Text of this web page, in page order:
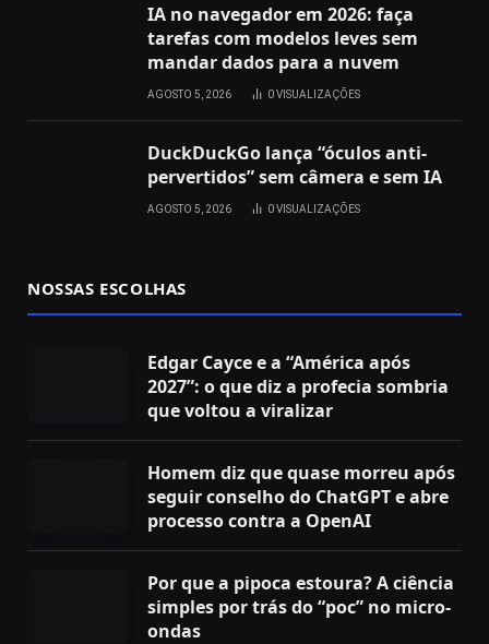
IA no navegador em 2026: faça
tarefas com modelos leves sem
mandar dados para a nuvem
AGOSTO 5, 2026 0VISUALIZAÇÕES
DuckDuckGo lança “óculos anti-
pervertidos” sem câmera e sem IA
AGOSTO 5, 2026 0VISUALIZAÇÕES
NOSSAS ESCOLHAS
Edgar Cayce e a “América após
2027”: o que diz a profecia sombria
que voltou a viralizar
Homem diz que quase morreu após
seguir conselho do ChatGPT e abre
processo contra a OpenAI
Por que a pipoca estoura? A ciência
simples por trás do “poc” no micro-
ondas